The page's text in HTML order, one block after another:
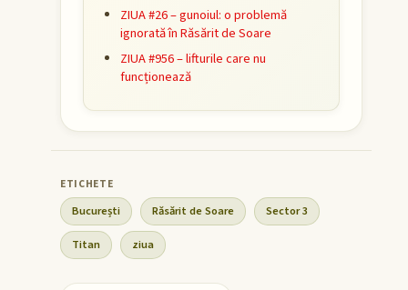
ZIUA #26 – gunoiul: o problemă
ignorată în Răsărit de Soare
ZIUA #956 – lifturile care nu
funcționează
București Răsărit de Soare Sector 3
Titan ziua